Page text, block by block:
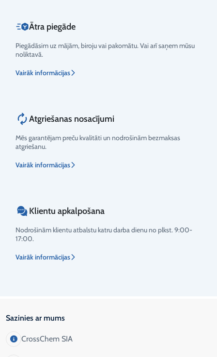
Ātra piegāde
Piegādāsim uz mājām, biroju vai pakomātu. Vai arī saņem mūsu
noliktavā.
Vairāk informācijas
Atgriešanas nosacījumi
Mēs garantējam preču kvalitāti un nodrošinām bezmaksas
atgriešanu.
Vairāk informācijas
Klientu apkalpošana
Nodrošinām klientu atbalstu katru darba dienu no plkst. 9:00-
17:00.
Vairāk informācijas
Sazinies ar mums
CrossChem SIA